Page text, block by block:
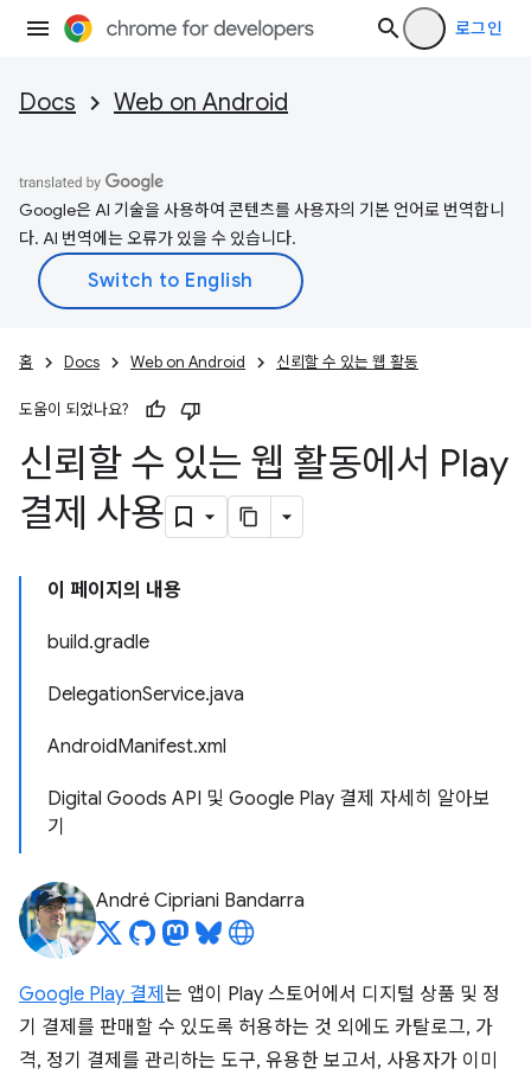
로그인
Docs Web on Android
Google은 AI 기술을 사용하여 콘텐츠를 사용자의 기본 언어로 번역합니
다. AI 번역에는 오류가 있을 수 있습니다.
홈 Docs Web on Android 신뢰할 수 있는 웹 활동
도움이 되었나요?
신뢰할 수 있는 웹 활동에서 Play
결제 사용
이 페이지의 내용
build.gradle
DelegationService.java
AndroidManifest.xml
Digital Goods API 및 Google Play 결제 자세히 알아보
기
André Cipriani Bandarra
Google Play 결제 는 앱이 Play 스토어에서 디지털 상품 및 정
기 결제를 판매할 수 있도록 허용하는 것 외에도 카탈로그, 가
격, 정기 결제를 관리하는 도구, 유용한 보고서, 사용자가 이미